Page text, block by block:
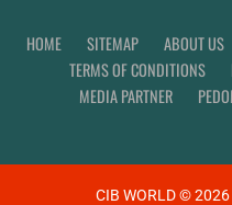
HOME SITEMAP ABOUT US
TERMS OF CONDITIONS
MEDIA PARTNER
CIB WORLD ©2026